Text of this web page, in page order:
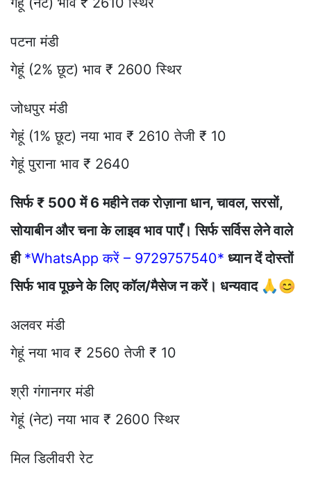
पटना मंडी
गेहूं (2% छूट) भाव ₹ 2600 स्थिर
जोधपुर मंडी
गेहूं (1% छूट) नया भाव ₹ 2610 तेजी ₹ 10
गेहूं पुराना भाव ₹ 2640
सिर्फ ₹ 500 में 6 महीने तक रोज़ाना धान, चावल, सरसों,
सोयाबीन और चना के लाइव भाव पाएँ। सिर्फ सर्विस लेने वाले
ही *WhatsApp करें – 9729757540* ध्यान दें दोस्तों
सिर्फ भाव पूछने के लिए कॉल/मैसेज न करें। धन्यवाद 🙏😊
अलवर मंडी
गेहूं नया भाव ₹ 2560 तेजी ₹ 10
श्री गंगानगर मंडी
गेहूं (नेट) नया भाव ₹ 2600 स्थिर
मिल डिलीवरी रेट